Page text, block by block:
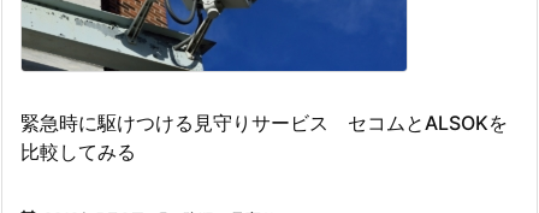
緊急時に駆けつける見守りサービス セコムとALSOKを
比較してみる